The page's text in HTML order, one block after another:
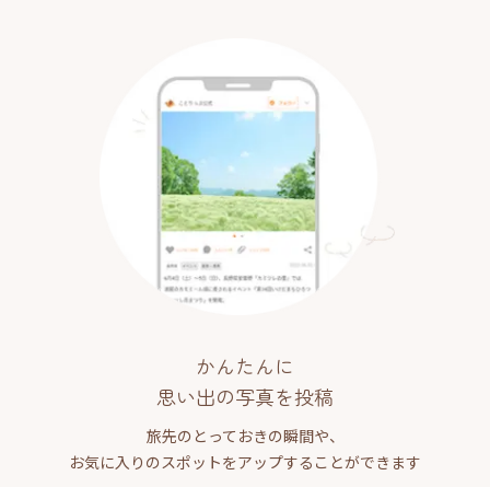
かんたんに
思い出の写真を投稿
旅先のとっておきの瞬間や、
お気に入りのスポットをアップすることができます